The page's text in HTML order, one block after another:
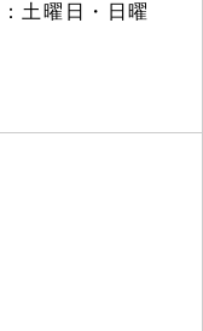
土曜日・日曜